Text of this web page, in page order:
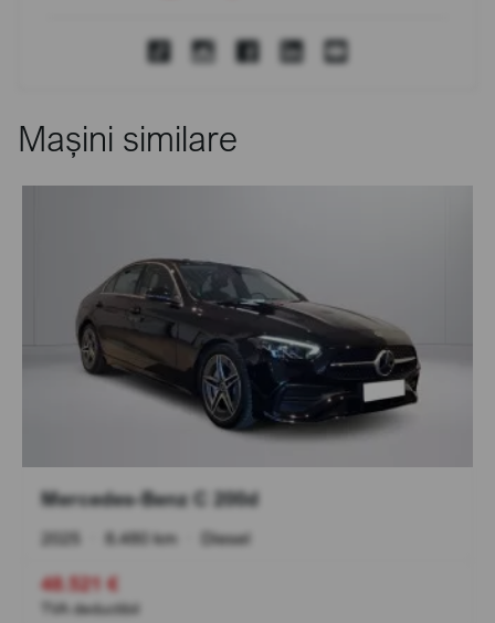
Mașini similare
Mercedes-Benz C 200d
2025 8.480 km Diesel
48.521 €
TVA deductibil